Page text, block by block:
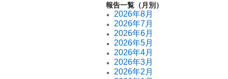
報告一覧（月別）
2026年8月
2026年7月
2026年6月
2026年5月
2026年4月
2026年3月
2026年2月